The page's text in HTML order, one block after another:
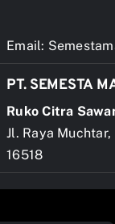
Email:
PT. SEMESTA
Ruko Citra
Jl. Raya
16518